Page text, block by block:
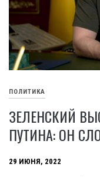
ПОЛИТИКА
ЗЕЛЕНСКИЙ
ПУТИНА: ОН
29 ИЮНЯ, 2022